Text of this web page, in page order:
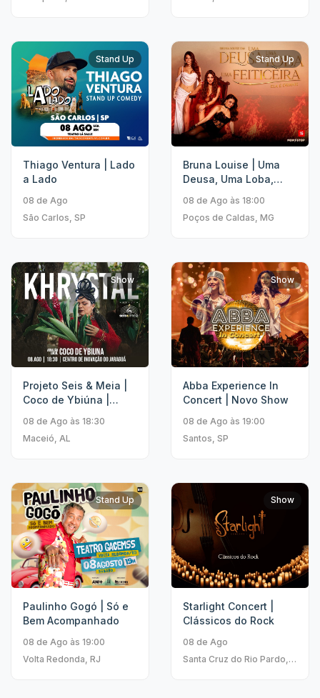
Stand Up
Thiago Ventura | Lado
a Lado
08 de Ago
São Carlos, SP
Stand Up
Bruna Louise | Uma
Deusa, Uma Loba,
08 de Ago às 18:00
Poços de Caldas, MG
Show
Projeto Seis & Meia |
Coco de Ybiúna |
08 de Ago às 18:30
Maceió, AL
Show
Abba Experience In
Concert | Novo Show
08 de Ago às 19:00
Santos, SP
Stand Up
Paulinho Gogó | Só e
Bem Acompanhado
08 de Ago às 19:00
Volta Redonda, RJ
Show
Starlight Concert |
Clássicos do Rock
08 de Ago
Santa Cruz do Rio Pardo,